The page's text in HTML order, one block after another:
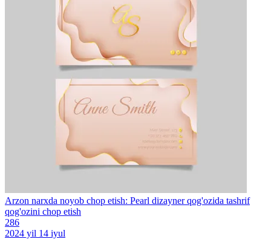
Arzon narxda noyob chop etish: Pearl dizayner qog'ozida tashrif
qog'ozini chop etish
286
2024 yil 14 iyul